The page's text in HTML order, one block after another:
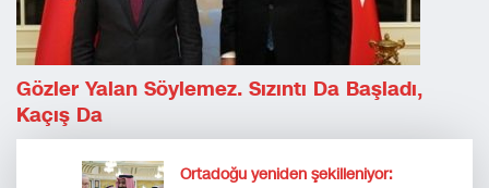
Gözler Yalan Söylemez. Sızıntı Da Başladı,
Kaçış Da
Ortadoğu yeniden şekilleniyor: